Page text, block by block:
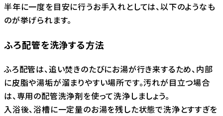
半年に一度を目安に行うお手入れとしては、以下のようなも
のが挙げられます。
ふろ配管を洗浄する方法
ふろ配管は、追い焚きのたびにお湯が行き来するため、内部
に皮脂や湯垢が溜まりやすい場所です。汚れが目立つ場合
は、専用の配管洗浄剤を使って洗浄しましょう。
入浴後、浴槽に一定量のお湯を残した状態で洗浄とすすぎを